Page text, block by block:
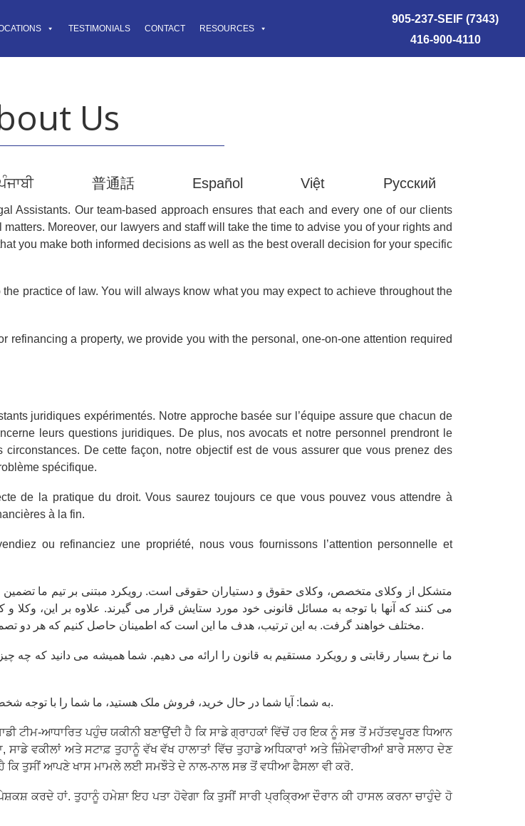
TESTIMONIALS CONTACT RESOURCES
905-237-SEIF (7343)
416-900-4110
Us
普通話 Español Việt Русский
Assistants. Our team-based approach ensures that each and every one of our clients
Moreover, our lawyers and staff will take the time to advise you of your rights and
you make both informed decisions as well as the best overall decision for your specific
practice of law. You will always know what you may expect to achieve throughout the
refinancing a property, we provide you with the personal, one-on-one attention required
juridiques expérimentés. Notre approche basée sur l’équipe assure que chacun de
leurs questions juridiques. De plus, nos avocats et notre personnel prendront le
De cette façon, notre objectif est de vous assurer que vous prenez des
spécifique.
de la pratique du droit. Vous saurez toujours ce que vous pouvez vous attendre à
à la fin.
ou refinanciez une propriété, nous vous fournissons l’attention personnelle et
می کنند که آنها با توجه به مسائل قانونی خود مورد ستایش قرار می گیرند. علاوه بر این،
مختلف خواهند گرفت. به این ترتیب، هدف ما این است که اطمینان حاصل کنیم که هر دو تصمیمات آگاهانه و همچنین بهترین تصمیم کلی برای موضوع خاص خود را می گیرید.
ما نرخ بسیار رقابتی و رویکرد مستقیم به قانون را ارائه می دهیم. شما همیشه می دانید که چه
تعهد شرکت Seif Law Firm به شما: آیا شما در حال خرید، فروش ملک هستید، ما شما را با توجه شخصی، یک به یک مورد نیاز برای رسیدن به اهداف خود.
ਟੀਮ-ਆਧਾਰਿਤ ਪਹੁੰਚ ਯਕੀਨੀ ਬਣਾਉਂਦੀ ਹੈ ਕਿ ਸਾਡੇ ਗ੍ਰਾਹਕਾਂ ਵਿੱਚੋਂ ਹਰ ਇਕ ਨੂੰ ਸਭ ਤੋਂ ਮਹੱਤਵਪੂਰਣ ਧਿਆਨ
ਵਕੀਲਾਂ ਅਤੇ ਸਟਾਫ਼ ਤੁਹਾਨੂੰ ਵੱਖ ਵੱਖ ਹਾਲਾਤਾਂ ਵਿੱਚ ਤੁਹਾਡੇ ਅਧਿਕਾਰਾਂ ਅਤੇ ਜ਼ਿੰਮੇਵਾਰੀਆਂ ਬਾਰੇ ਸਲਾਹ ਦੇਣ
ਤੁਸੀਂ ਆਪਣੇ ਖਾਸ ਮਾਮਲੇ ਲਈ ਸਮਝੌਤੇ ਦੇ ਨਾਲ-ਨਾਲ ਸਭ ਤੋਂ ਵਧੀਆ ਫੈਸਲਾ ਵੀ ਕਰੋ.
ਕਰਦੇ ਹਾਂ. ਤੁਹਾਨੂੰ ਹਮੇਸ਼ਾ ਇਹ ਪਤਾ ਹੋਵੇਗਾ ਕਿ ਤੁਸੀਂ ਸਾਰੀ ਪ੍ਰਕ੍ਰਿਆ ਦੌਰਾਨ ਕੀ ਹਾਸਲ ਕਰਨਾ ਚਾਹੁੰਦੇ ਹੋ